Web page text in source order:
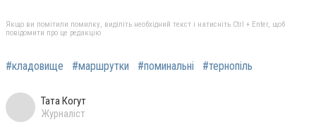
Якщо ви помітили помилку, виділіть необхідний текст і натисніть Ctrl + Enter, щоб
повідомити про це редакцію
#кладовище #маршрутки #поминальні #тернопіль
Тата Когут
Журналіст